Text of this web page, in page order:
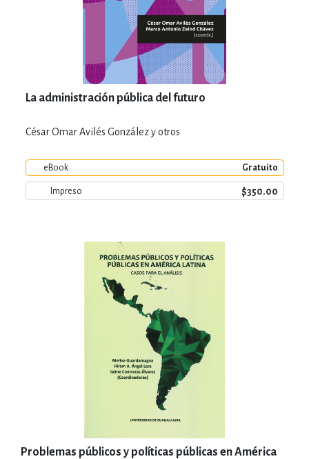
La administración pública del futuro
César Omar Avilés González y otros
eBook Gratuito
Impreso $350.00
Problemas públicos y políticas públicas en América